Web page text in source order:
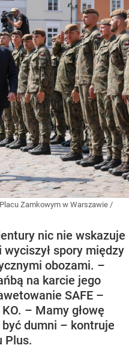
Zamkowym w Warszawie /
nic nie wskazuje
spory między
obozami. –
na karcie jego
SAFE –
– Mamy głowę
dumni – kontruje
Plus.